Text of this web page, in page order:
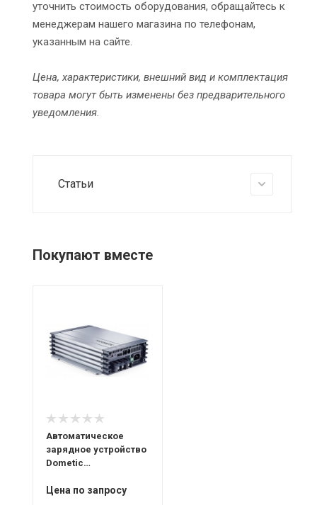
уточнить стоимость оборудования, обращайтесь к
менеджерам нашего магазина по телефонам,
указанным на сайте.
Цена, характеристики, внешний вид и комплектация
товара могут быть изменены без предварительного
уведомления.
Статьи
Покупают вместе
Автоматическое
зарядное устройство
Dometic
1235
Цена по запросу